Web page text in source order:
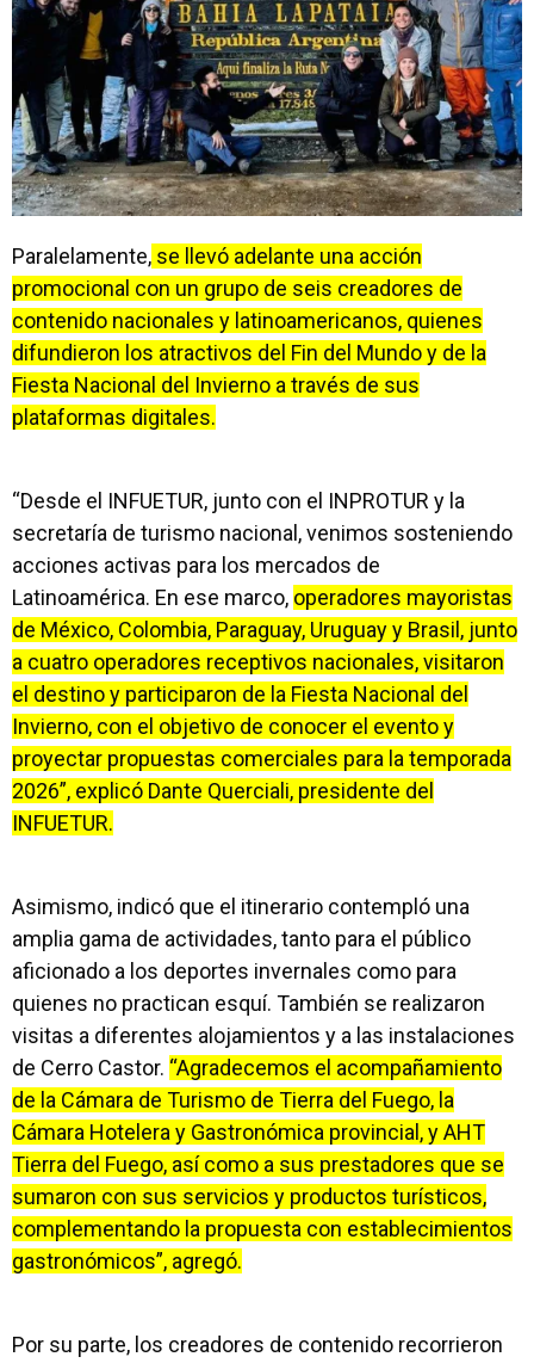
Paralelamente, se llevó adelante una acción
promocional con un grupo de seis creadores de
contenido nacionales y latinoamericanos, quienes
difundieron los atractivos del Fin del Mundo y de la
Fiesta Nacional del Invierno a través de sus
plataformas digitales.
“Desde el INFUETUR, junto con el INPROTUR y la
secretaría de turismo nacional, venimos sosteniendo
acciones activas para los mercados de
Latinoamérica. En ese marco, operadores mayoristas
de México, Colombia, Paraguay, Uruguay y Brasil, junto
a cuatro operadores receptivos nacionales, visitaron
el destino y participaron de la Fiesta Nacional del
Invierno, con el objetivo de conocer el evento y
proyectar propuestas comerciales para la temporada
2026”, explicó Dante Querciali, presidente del
INFUETUR.
Asimismo, indicó que el itinerario contempló una
amplia gama de actividades, tanto para el público
aficionado a los deportes invernales como para
quienes no practican esquí. También se realizaron
visitas a diferentes alojamientos y a las instalaciones
de Cerro Castor. “Agradecemos el acompañamiento
de la Cámara de Turismo de Tierra del Fuego, la
Cámara Hotelera y Gastronómica provincial, y AHT
Tierra del Fuego, así como a sus prestadores que se
sumaron con sus servicios y productos turísticos,
complementando la propuesta con establecimientos
gastronómicos”, agregó.
Por su parte, los creadores de contenido recorrieron